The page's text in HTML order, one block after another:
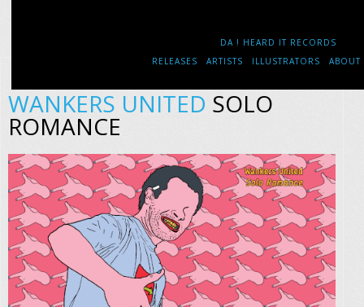
DA ! HEARD IT RECORDS
RELEASES
ARTISTS ILLUSTRATORS ABOUT
WANKERS UNITED SOLO
ROMANCE